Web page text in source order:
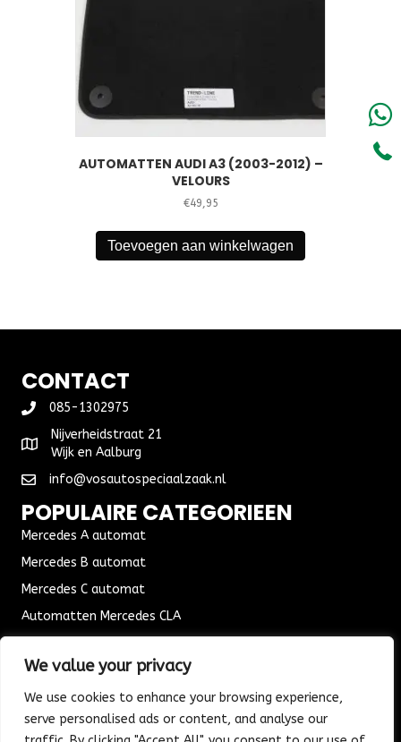
We value your privacy
We use cookies to enhance your browsing experience,
serve personalised ads or content, and analyse our
AUTOMATTEN AUDI A3 (2003-2012) –
VELOURS
€49,95
Toevoegen aan winkelwagen
CONTACT
085-1302975
Nijverheidstraat 21
Wijk en Aalburg
info@vosautospeciaalzaak.nl
POPULAIRE CATEGORIEEN
Mercedes A automat
Mercedes B automat
Mercedes C automat
Automatten Mercedes CLA
ALGEMENE VOORWAARDEN
Algemene voorwaarden
Verzending & Bezorging